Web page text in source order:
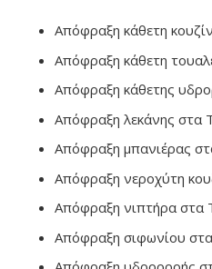
Απόφραξη κάθετη
Απόφραξη κάθετη
Απόφραξη κάθετης
Απόφραξη λεκάνης στα
Απόφραξη μπανιέρας
Απόφραξη νεροχύτη
Απόφραξη νιπτήρα στα
Απόφραξη σιφωνίου